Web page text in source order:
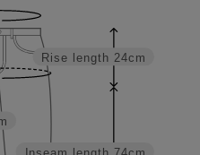
Rise length 24cm